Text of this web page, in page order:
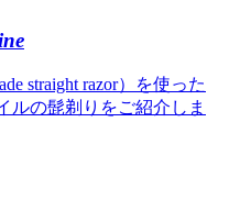
straight razor）を使った
ルの髭剃りをご紹介しま